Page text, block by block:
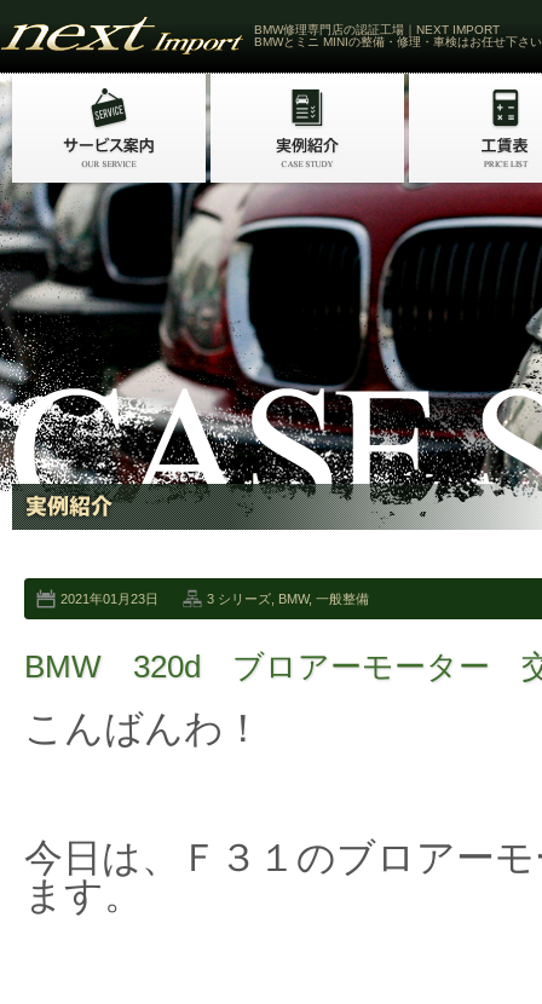
BMW修理専門店の認証工場｜NEXT IMPORT
BMWとミニ MINIの整備・修理・車検はお任せ下さい
2021年01月23日 3 シリーズ BMW, 一般整備
BMW 320d ブロアーモーター
こんばんわ！
今日は、Ｆ３１のブロアー
ます。